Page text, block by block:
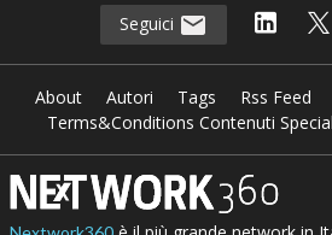
Seguici
About Autori Tags Rss Feed
Terms&Conditions Contenuti